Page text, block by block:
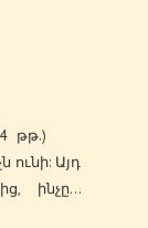
թթ.)
ունի: Այդ
ինչը…